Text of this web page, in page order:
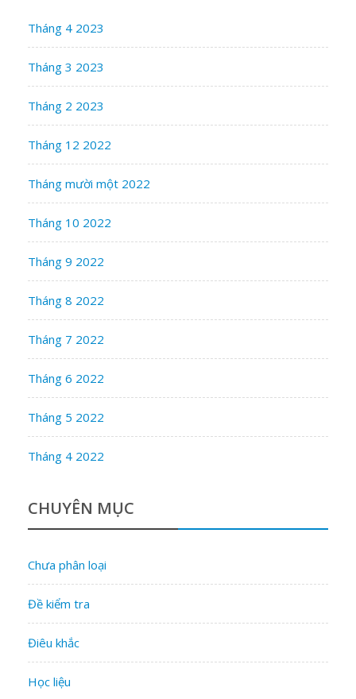
Tháng 4 2023
Tháng 3 2023
Tháng 2 2023
Tháng 12 2022
Tháng mười một 2022
Tháng 10 2022
Tháng 9 2022
Tháng 8 2022
Tháng 7 2022
Tháng 6 2022
Tháng 5 2022
Tháng 4 2022
CHUYÊN MỤC
Chưa phân loại
Đề kiểm tra
Điêu khắc
Học liệu